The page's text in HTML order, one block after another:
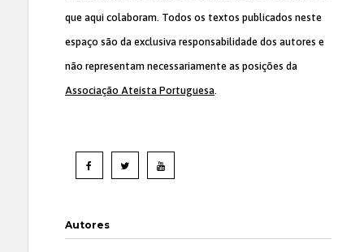
que aqui colaboram. Todos os textos publicados neste
espaço são da exclusiva responsabilidade dos autores e
não representam necessariamente as posições da
Associação Ateísta Portuguesa.
Autores